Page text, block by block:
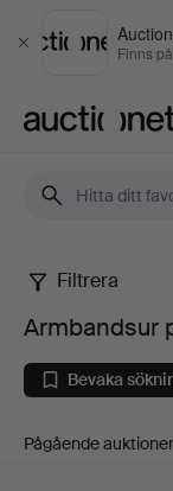
Stäng Finns
på
Woxholt
Auktioner
Filtrera
Armbandsur
Bevaka
Pågående auktioner